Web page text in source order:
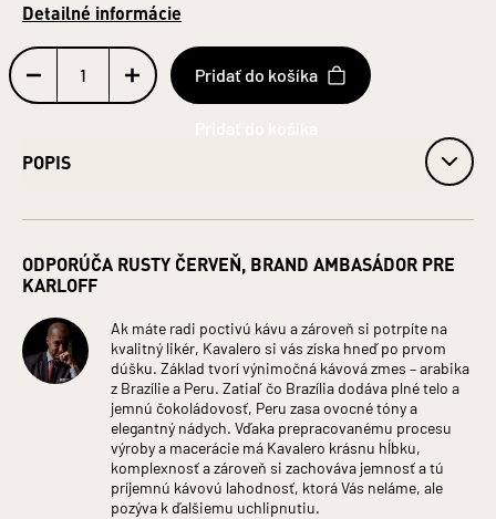
Detailné informácie
Pridať do košíka
POPIS
Obj. 25 % alk.
Fľaša: Sklo
Objem: 0,7 l
Krajina pôvodu: Slovensko
Druh alkoholu: Likéry
Zloženie: VODA, CUKOR, LIEH, KÁVA, HROZNOVÝ
KONCENTRÁT
Bezpečnostné informácie: Zákaz predaja alkoholických
nápojov osobám mladším ako 18 rokov a osobám zjavne
ovplyvneným alkoholom. §3 ods. 2 zákona č. 219/1996 Z.z. o
ochrane pred zneužívaním alkoholických nápojov a o
zriaďovaní a prevádzke protialkoholických záchytných
ODPORÚČA RUSTY ČERVEŇ, BRAND AMBASÁDOR PRE
KARLOFF
Ak máte radi poctivú kávu a zároveň si potrpíte na
kvalitný likér, Kavalero si vás získa hneď po prvom
dúšku. Základ tvorí výnimočná kávová zmes – arabika
z Brazílie a Peru. Zatiaľ čo Brazília dodáva plné telo a
jemnú čokoládovosť, Peru zasa ovocné tóny a
elegantný nádych. Vďaka prepracovanému procesu
výroby a macerácie má Kavalero krásnu hĺbku,
komplexnosť a zároveň si zachováva jemnosť a tú
príjemnú kávovú lahodnosť, ktorá Vás neláme, ale
pozýva k ďalšiemu uchlipnutiu.